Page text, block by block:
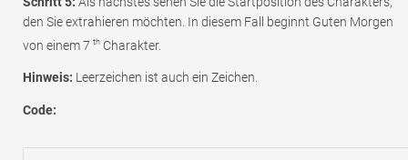
den Sie extrahieren möchten. In diesem Fall beginnt Guten Morgen
von einem 7 th Charakter.
Hinweis: Leerzeichen ist auch ein Zeichen.
Code: